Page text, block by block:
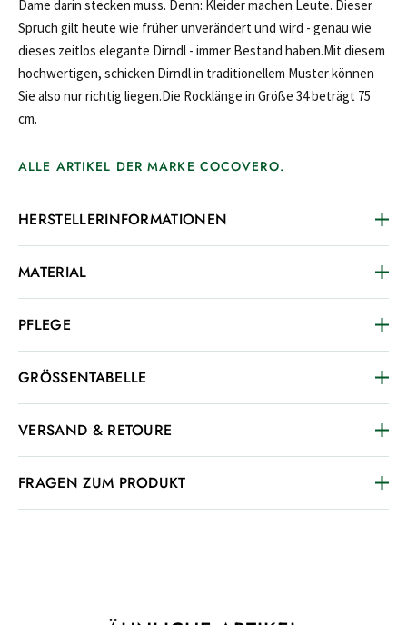
Dame darin stecken muss. Denn: Kleider machen Leute. Dieser
Spruch gilt heute wie früher unverändert und wird - genau wie
dieses zeitlos elegante Dirndl - immer Bestand haben.Mit diesem
hochwertigen, schicken Dirndl in traditionellem Muster können
Sie also nur richtig liegen.Die Rocklänge in Größe 34 beträgt 75
cm.
ALLE ARTIKEL DER MARKE COCOVERO.
HERSTELLERINFORMATIONEN
MATERIAL
PFLEGE
GRÖSSENTABELLE
VERSAND & RETOURE
FRAGEN ZUM PRODUKT